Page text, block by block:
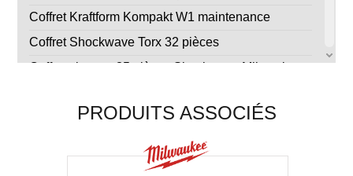
Coffret Kraftform Kompakt W1 maintenance
Coffret Shockwave Torx 32 pièces
Coffret vissage 35 pièces Shockwave Milwaukee
Jeu de 4 douilles magnétiques Shockwave
Jeu Tool-Check PLUS Wera
Renvoi d'angle Milwaukee shockwave + 10 embouts
PRODUITS ASSOCIÉS